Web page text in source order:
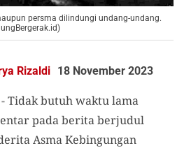
persma dilindungi undang-undang.
Rizaldi 18 November 2023
-Tidak butuh waktu lama
pada berita berjudul
Asma Kebingungan